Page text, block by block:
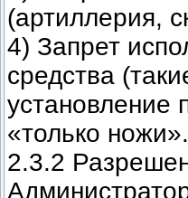
(артиллерия,
4) Запрет
средства
установление
«только ножи».
2.3.2